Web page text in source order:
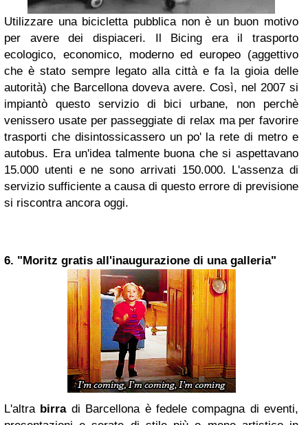
Utilizzare una bicicletta pubblica non è un buon motivo
per avere dei dispiaceri. Il Bicing era il trasporto
ecologico, economico, moderno ed europeo (aggettivo
che è stato sempre legato alla città e fa la gioia delle
autorità) che Barcellona doveva avere. Così, nel 2007 si
impiantò questo servizio di bici urbane, non perchè
venissero usate per passeggiate di relax ma per favorire
trasporti che disintossicassero un po' la rete di metro e
autobus. Era un'idea talmente buona che si aspettavano
15.000 utenti e ne sono arrivati 150.000. L'assenza di
servizio sufficiente a causa di questo errore di previsione
si riscontra ancora oggi.
6. "Moritz gratis all'inaugurazione di una galleria"
L'altra birradi Barcellona è fedele compagna di eventi,